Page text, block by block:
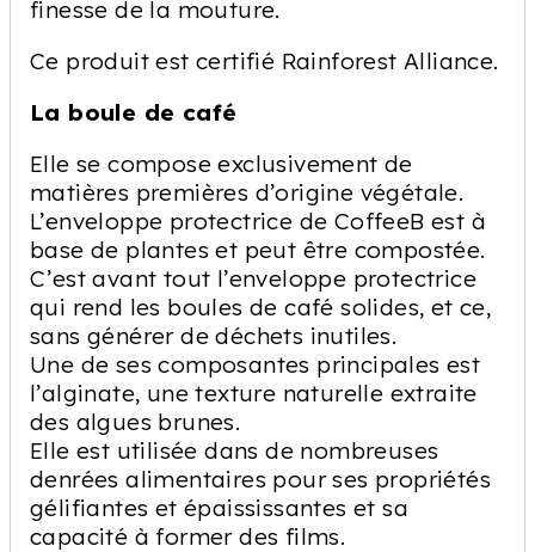
finesse de la mouture.
Ce produit est certifié Rainforest Alliance.
La boule de café
Elle se compose exclusivement de
matières premières d’origine végétale.
L’enveloppe protectrice de CoffeeB est à
base de plantes et peut être compostée.
C’est avant tout l’enveloppe protectrice
qui rend les boules de café solides, et ce,
sans générer de déchets inutiles.
Une de ses composantes principales est
l’alginate, une texture naturelle extraite
des algues brunes.
Elle est utilisée dans de nombreuses
denrées alimentaires pour ses propriétés
gélifiantes et épaississantes et sa
capacité à former des films.